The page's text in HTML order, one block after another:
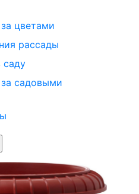
цветами
рассады
саду
садовыми